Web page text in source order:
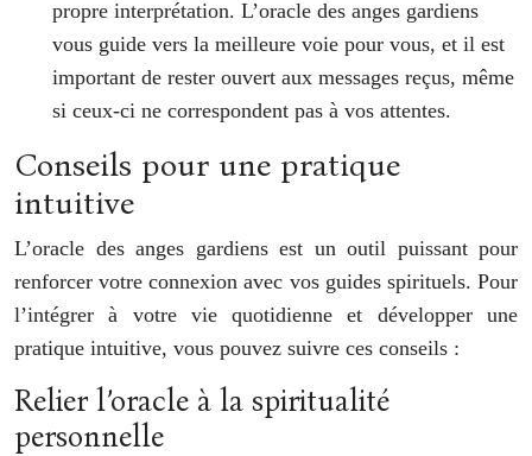
propre interprétation. L’oracle des anges gardiens
vous guide vers la meilleure voie pour vous, et il est
important de rester ouvert aux messages reçus, même
si ceux-ci ne correspondent pas à vos attentes.
Conseils pour une pratique
intuitive
L’oracle des anges gardiens est un outil puissant pour
renforcer votre connexion avec vos guides spirituels. Pour
l’intégrer à votre vie quotidienne et développer une
pratique intuitive, vous pouvez suivre ces conseils :
Relier l’oracle à la spiritualité
personnelle